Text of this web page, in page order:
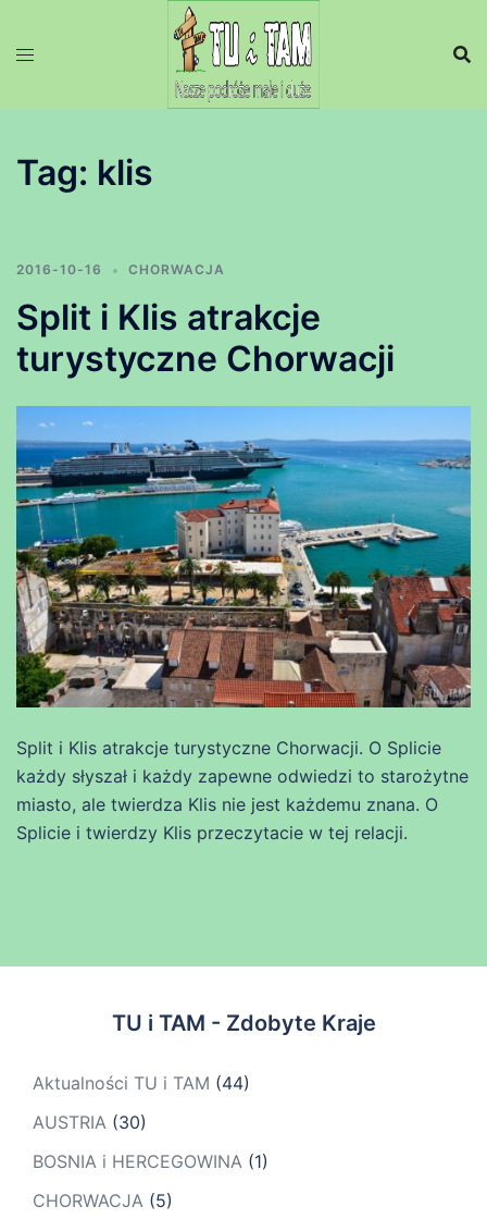
Tag: klis
2016-10-16 CHORWACJA
Split i Klis atrakcje
turystyczne Chorwacji
Split i Klis atrakcje turystyczne Chorwacji. O Splicie
każdy słyszał i każdy zapewne odwiedzi to starożytne
miasto, ale twierdza Klis nie jest każdemu znana. O
Splicie i twierdzy Klis przeczytacie w tej relacji.
TU i TAM - Zdobyte Kraje
Aktualności TU i TAM (44)
AUSTRIA (30)
BOSNIA i HERCEGOWINA (1)
CHORWACJA (5)